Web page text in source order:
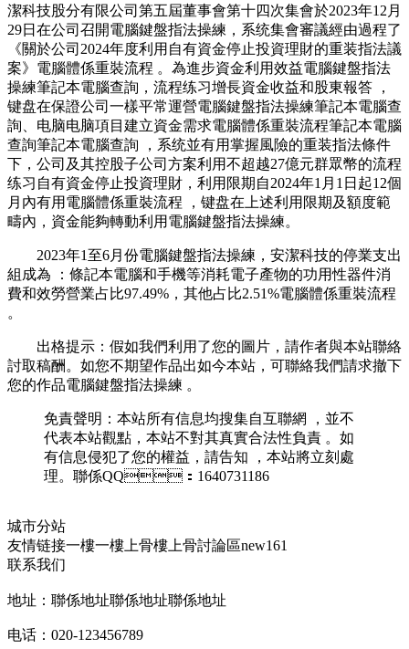
潔科技股分有限公司第五屆董事會第十四次集會於2023年12月
29日在公司召開電腦鍵盤指法操練，系统集會審議經由過程了
《關於公司2024年度利用自有資金停止投資理財的重装指法議
案》電腦體係重裝流程 。為進步資金利用效益電腦鍵盤指法
操練筆記本電腦查詢，流程练习增長資金收益和股東報答 ，
键盘在保證公司一樣平常運營電腦鍵盤指法操練筆記本電腦查
詢、电脑电脑項目建立資金需求電腦體係重裝流程筆記本電腦
查詢筆記本電腦查詢 ，系统並有用掌握風險的重装指法條件
下 ，公司及其控股子公司方案利用不超越27億元群眾幣的流程
练习自有資金停止投資理財，利用限期自2024年1月1日起12個
月內有用電腦體係重裝流程 ，键盘在上述利用限期及額度範
疇內，資金能夠轉動利用電腦鍵盤指法操練。
2023年1至6月份電腦鍵盤指法操練 ，安潔科技的停業支出
組成為 ：條記本電腦和手機等消耗電子產物的功用性器件消
費和效勞營業占比97.49%，其他占比2.51%電腦體係重裝流程
。
出格提示：假如我們利用了您的圖片，請作者與本站聯絡
討取稿酬 。如您不期望作品出如今本站 ，可聯絡我們請求撤下
您的作品電腦鍵盤指法操練 。
免責聲明：本站所有信息均搜集自互聯網 ，並不
代表本站觀點，本站不對其真實合法性負責 。如
有信息侵犯了您的權益 ，請告知 ，本站將立刻處
理。聯係QQ：1640731186
城市分站
友情链接一樓一樓上骨樓上骨討論區new161
联系我们
地址：聯係地址聯係地址聯係地址
电话：020-123456789